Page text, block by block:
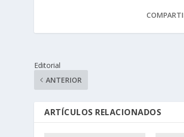
Editorial
ANTERIOR
ARTÍCULOS RELACIONADOS